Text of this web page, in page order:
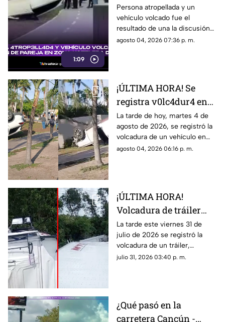
1:09
discusión de una
pareja: ¿Qué pasó en la
Zona Hotelera de
Cancún HOY, 4 de
Persona atropellada y un
vehículo volcado fue el
resultado de una la discusión
de una pareja. Aquí los detalles
agosto 04, 2026 07:36 p. m.
¡ÚLTIMA HORA! Se
registra v0lc4dur4 en
Zona Hotelera de
Cancún HOY, 4 de
agosto de 2026; esto se
sabe del 4cc1d3nt3 en
La tarde de hoy, martes 4 de
agosto de 2026, se registró la
volcadura de un vehículo en
Zona Hotelera de Cancún. Aquí
agosto 04, 2026 06:16 p. m.
¡ÚLTIMA HORA!
Volcadura de tráiler
causa bloqueo total en
carretera HOY, viernes
31 de julio de 2026;
¿dónde y a qué altura
La tarde este viernes 31 de
julio de 2026 se registró la
volcadura de un tráiler,
causando el bloqueo total de la
julio 31, 2026 03:40 p. m.
¿Qué pasó en la
carretera Cancún -